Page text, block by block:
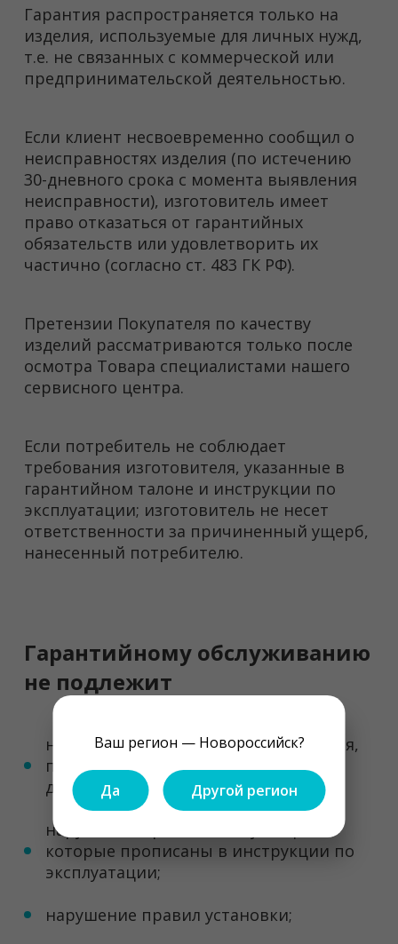
Ваш регион — Новороссийск?
Да Другой регион
Гарантия распространяется только на
изделия, используемые для личных нужд,
т.е. не связанных с коммерческой или
предпринимательской деятельностью.
Если клиент несвоевременно сообщил о
неисправностях изделия (по истечению
30-дневного срока с момента выявления
неисправности), изготовитель имеет
право отказаться от гарантийных
обязательств или удовлетворить их
частично (согласно ст. 483 ГК РФ).
Претензии Покупателя по качеству
изделий рассматриваются только после
осмотра Товара специалистами нашего
сервисного центра.
Если потребитель не соблюдает
требования изготовителя, указанные в
гарантийном талоне и инструкции по
эксплуатации; изготовитель не несет
ответственности за причиненный ущерб,
нанесенный потребителю.
Гарантийному обслуживанию
не подлежит
нарушение требований изготовителя,
перечисленных в гарантийном
документе;
нарушение правил эксплуатации,
которые прописаны в инструкции по
эксплуатации;
нарушение правил установки;